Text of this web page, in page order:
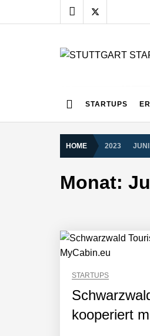
to
STARTUPS
HOME 2023 JUNI
Monat:
STARTUPS
kooperiert